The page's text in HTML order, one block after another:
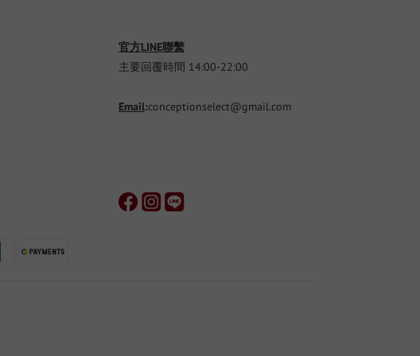
官方LINE聯繫
主要回覆時間 14:00-22:00
Email:conceptionselect@gmail.com